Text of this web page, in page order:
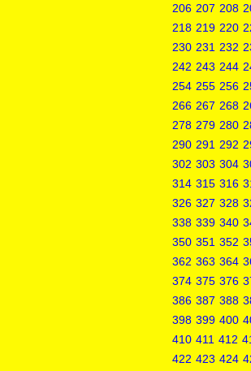
206 207 208
218 219 220
230 231 232
242 243 244
254 255 256
266 267 268
278 279 280
290 291 292
302 303 304
314 315 316
326 327 328
338 339 340
350 351 352
362 363 364
374 375 376
386 387 388
398 399 400
410 411 412
422 423 424